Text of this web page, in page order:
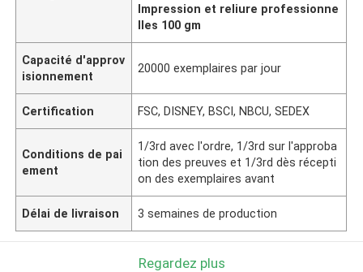
Impression et reliure professionne
lles 100 gm
Capacité d'approv
isionnement
20000 exemplaires par jour
Certification FSC, DISNEY, BSCI, NBCU, SEDEX
Conditions de pai
ement
1/3rd avec l'ordre, 1/3rd sur l'approba
tion des preuves et 1/3rd dès récepti
on des exemplaires avant
Délai de livraison 3 semaines de production
Regardez plus